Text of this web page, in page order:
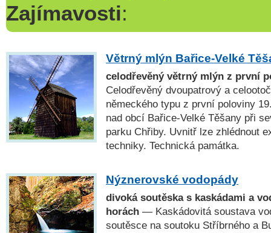
Zajímavosti:
Větrný mlýn Bařice-Velké
celodřevěný větrný mlýn z první
Celodřevěný dvoupatrový a
německého typu z první poloviny
nad obcí Bařice-Velké Těšany při
parku Chřiby. Uvnitř lze zhlédnout
techniky. Technická památka.
Nýznerovské vodopády
divoká soutěska s kaskádami a
horách — Kaskádovitá soustava
soutěsce na soutoku Stříbrného a